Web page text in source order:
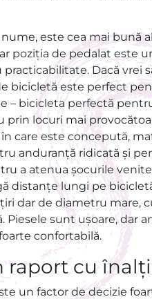
este cea mai bună
poziția de pedalat este
Dacă vrei
bicicletă este perfect
– bicicleta perfectă
locuri mai
care este concepută,
anduranță ridicată și
a atenua șocurile
distanțe lungi pe
dar de diametru mare,
sunt ușoare, dar
confortabilă.
raport cu
un factor de decizie